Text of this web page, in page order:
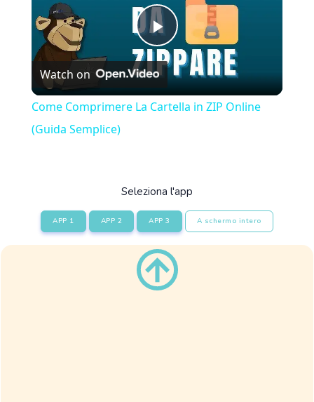
Play
Video
Watch on
Come Comprimere La Cartella in ZIP Online
(Guida Semplice)
Seleziona l'app
APP 1 APP 2 APP 3 A schermo intero